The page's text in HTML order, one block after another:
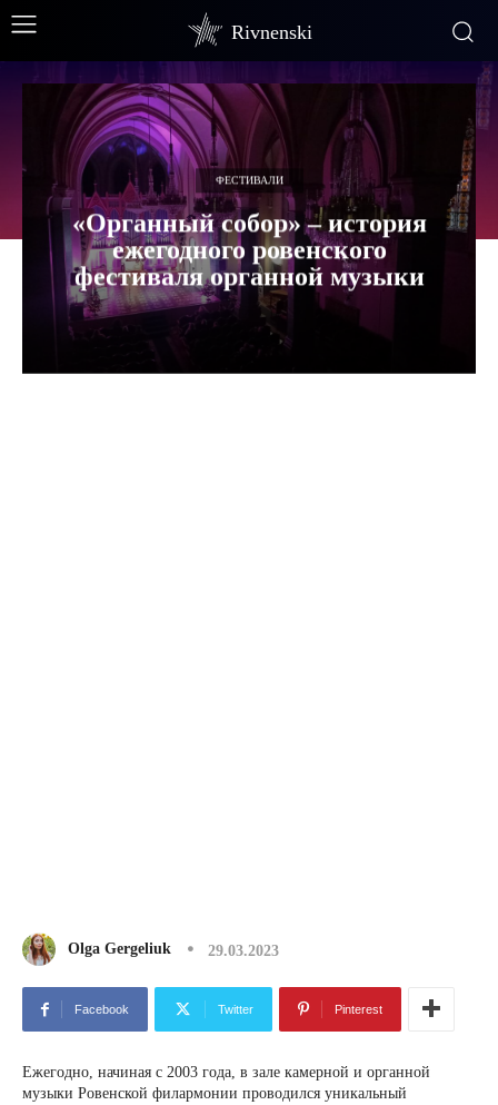
Rivnenski
ФЕСТИВАЛИ
«Органный собор» – история
ежегодного ровенского
фестиваля органной музыки
Olga Gergeliuk 29.03.2023
Facebook Twitter Pinterest
Ежегодно, начиная с 2003 года, в зале камерной и органной
музыки Ровенской филармонии проводился уникальный